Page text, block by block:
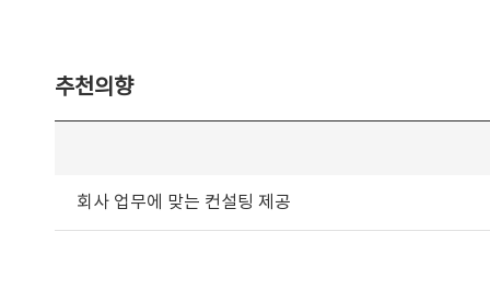
추천의향
회사 업무에 맞는 컨설팅 제공